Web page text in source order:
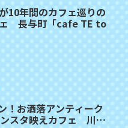
10年間のカフェ巡りの
ェ 長与町「cafe TE to
！お洒落アンティーク
スタ映えカフェ 川棚